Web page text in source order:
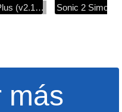
Sonic 2: Simon Wai Prototype Plus (v2.1.5) :: Walkthrough (1080p/60fps)
más